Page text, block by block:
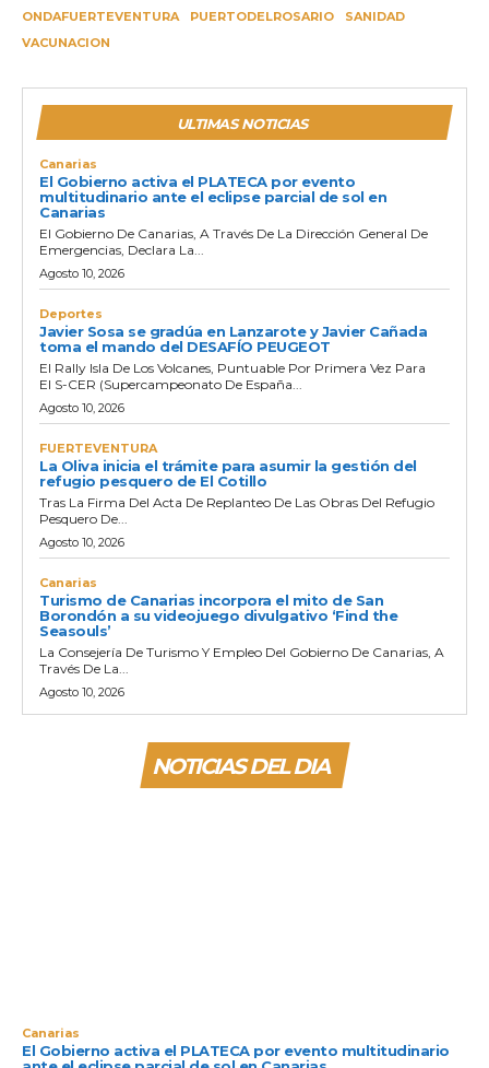
ONDAFUERTEVENTURA PUERTODELROSARIO
SANIDAD
VACUNACION
ULTIMAS NOTICIAS
Canarias
El Gobierno activa el PLATECA por evento
multitudinario ante el eclipse parcial de sol en
Canarias
El Gobierno De Canarias, A Través De La Dirección General De
Emergencias, Declara La...
Agosto 10, 2026
Deportes
Javier Sosa se gradúa en Lanzarote y Javier Cañada
toma el mando del DESAFÍO PEUGEOT
El Rally Isla De Los Volcanes, Puntuable Por Primera Vez Para
El S-CER (Supercampeonato De España...
Agosto 10, 2026
FUERTEVENTURA
La Oliva inicia el trámite para asumir la gestión del
refugio pesquero de El Cotillo
Tras La Firma Del Acta De Replanteo De Las Obras Del Refugio
Pesquero De...
Agosto 10, 2026
Canarias
Turismo de Canarias incorpora el mito de San
Borondón a su videojuego divulgativo ‘Find the
Seasouls’
La Consejería De Turismo Y Empleo Del Gobierno De Canarias, A
Través De La...
Agosto 10, 2026
NOTICIAS DEL DIA
Canarias
El Gobierno activa el PLATECA por evento multitudinario